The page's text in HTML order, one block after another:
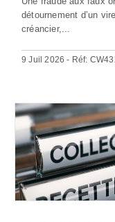
détournement d’un
créancier,...
9 Juil 2026 - Réf: